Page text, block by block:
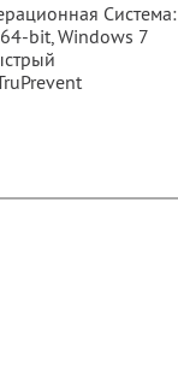
Система:
bit, Windows 7